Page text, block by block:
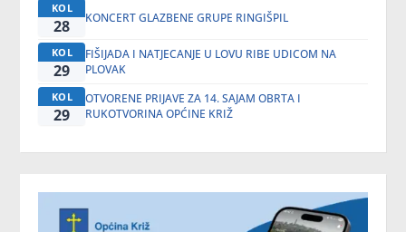
KOL
28 KONCERT GLAZBENE GRUPE RINGIŠPIL
KOL
29
FIŠIJADA I NATJECANJE U LOVU RIBE UDICOM NA
PLOVAK
KOL
29
OTVORENE PRIJAVE ZA 14. SAJAM OBRTA I
RUKOTVORINA OPĆINE KRIŽ